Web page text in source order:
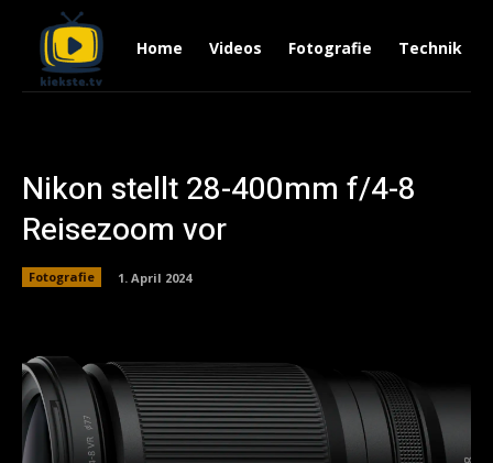
Home Videos Fotografie Technik
Nikon stellt 28-400mm f/4-8
Reisezoom vor
Fotografie 1. April 2024